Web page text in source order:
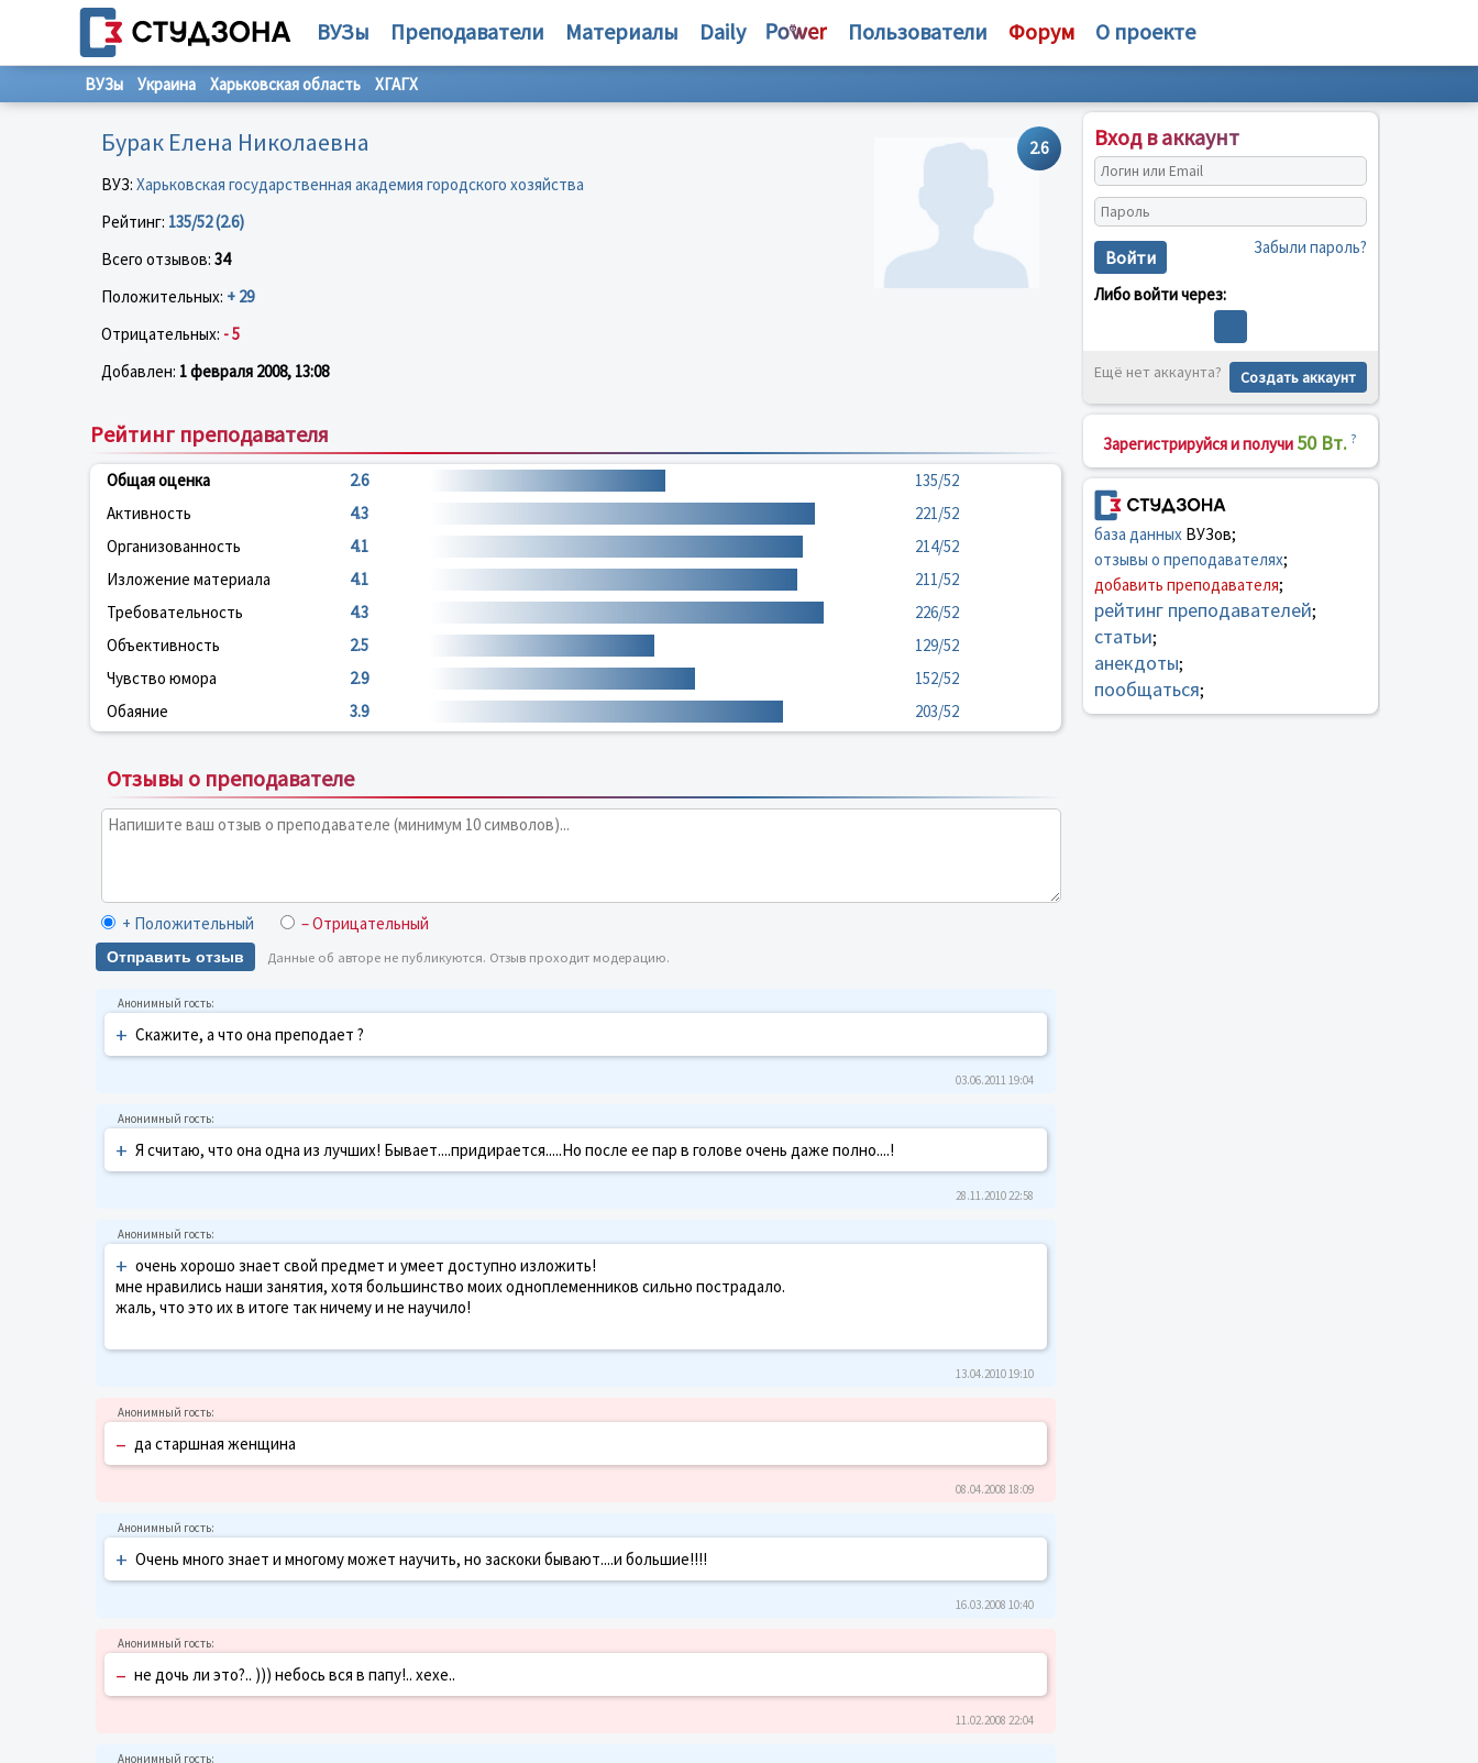
ВУЗы Преподаватели Материалы Daily Пользователи Форум О проекте
ВУЗы Украина Харьковская область ХГАГХ
2.6
Бурак Елена Николаевна
ВУЗ: Харьковская государственная академия городского хозяйства
Рейтинг: 135/52 (2.6)
Всего отзывов: 34
Положительных: + 29
Отрицательных: - 5
Добавлен: 1 февраля 2008, 13:08
Рейтинг преподавателя
Общая оценка 2.6
135/52
Активность
4.3
221/52
Организованность
4.1
214/52
Изложение материала
4.1
211/52
Требовательность
4.3
226/52
Объективность
2.5
129/52
Чувство юмора
2.9
152/52
Обаяние
3.9 203/52
Отзывы о преподавателе
+ Положительный – Отрицательный
Отправить отзыв Данные об авторе не публикуются. Отзыв проходит модерацию.
+ Скажите, а что она преподает ?
03.06.2011 19:04
+ Я считаю, что она одна из лучших! Бывает....придирается.....Но после ее пар в голове очень даже полно....!
28.11.2010 22:58
+ очень хорошо знает свой предмет и умеет доступно изложить!
мне нравились наши занятия, хотя большинство моих одноплеменников сильно пострадало.
жаль, что это их в итоге так ничему и не научило!
13.04.2010 19:10
– да старшная женщина
08.04.2008 18:09
+ Очень много знает и многому может научить, но заскоки бывают....и большие!!!!
16.03.2008 10:40
– не дочь ли это?.. ))) небось вся в папу!.. хехе..
11.02.2008 22:04
Вход в аккаунт
Войти Забыли пароль?
Либо войти через:
Ещё нет аккаунта? Создать аккаунт
Зарегистрируйся и получи 50 Вт. ?
база данныхВУЗов;
отзывы о преподавателях;
добавить преподавателя;
рейтинг преподавателей;
статьи;
анекдоты;
пообщаться;